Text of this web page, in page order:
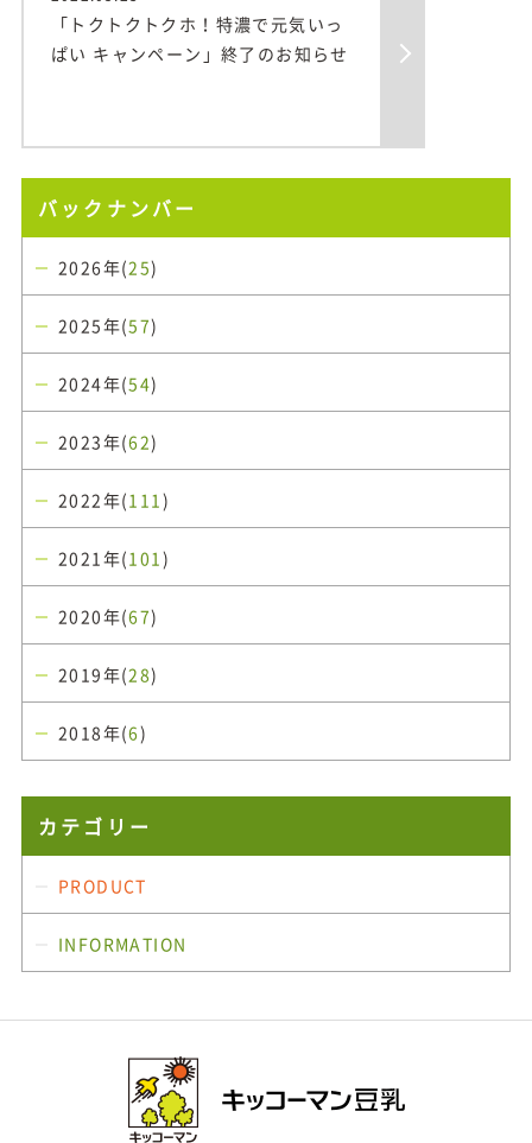
「トクトクトクホ！特濃で元気いっ
ぱい キャンペーン」終了のお知らせ
バックナンバー
2026年(25)
2025年(57)
2024年(54)
2023年(62)
2022年(111 )
2021年(101 )
2020年(67)
2019年(28)
2018年(6)
カテゴリー
PRODUCT
INFORMATION